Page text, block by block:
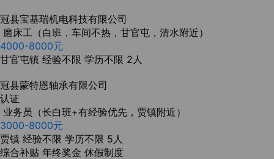
冠县宝基瑞机电科技有限公司
磨床工（白班，车间不热，甘官屯，清水附近）
4000-8000元
甘官屯镇 经验不限 学历不限 2人
冠县蒙特恩轴承有限公司
认证
业务员（长白班+有经验优先，贾镇附近）
3000-8000元
贾镇 经验不限 学历不限 5人
综合补贴 年终奖金 休假制度